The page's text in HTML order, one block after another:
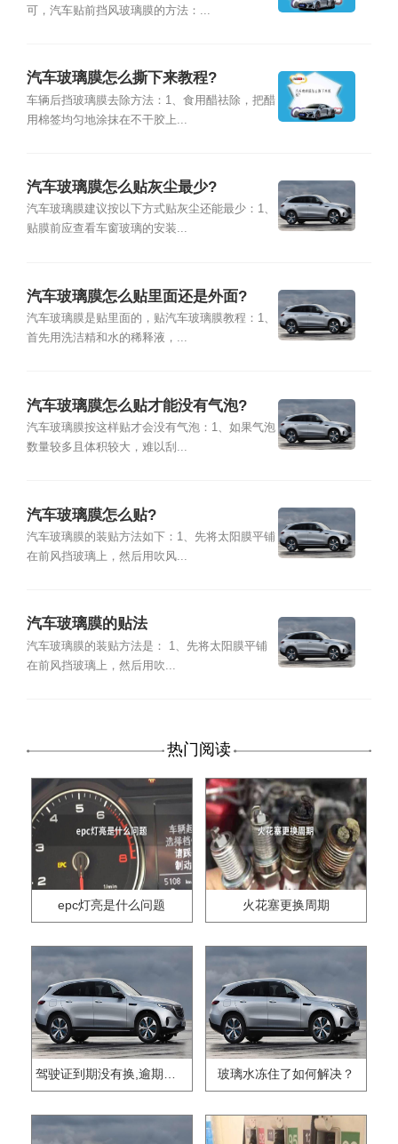
可，汽车贴前挡风玻璃膜的方法：...
汽车玻璃膜怎么撕下来教程?
车辆后挡玻璃膜去除方法：1、食用醋祛除，把醋
用棉签均匀地涂抹在不干胶上...
汽车玻璃膜怎么贴灰尘最少?
汽车玻璃膜建议按以下方式贴灰尘还能最少：1、
贴膜前应查看车窗玻璃的安装...
汽车玻璃膜怎么贴里面还是外面?
汽车玻璃膜是贴里面的，贴汽车玻璃膜教程：1、
首先用洗洁精和水的稀释液，...
汽车玻璃膜怎么贴才能没有气泡?
汽车玻璃膜按这样贴才会没有气泡：1、如果气泡
数量较多且体积较大，难以刮...
汽车玻璃膜怎么贴?
汽车玻璃膜的装贴方法如下：1、先将太阳膜平铺
在前风挡玻璃上，然后用吹风...
汽车玻璃膜的贴法
汽车玻璃膜的装贴方法是： 1、先将太阳膜平铺
在前风挡玻璃上，然后用吹...
热门阅读
epc灯亮是什么问题 火花塞更换周期
玻璃水冻住了如何解决？